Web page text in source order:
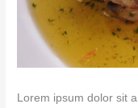
Lorem ipsum dolor sit